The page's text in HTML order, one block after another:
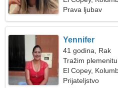
Prava ljubav
Yennifer
41 godina, Rak
Tražim
El Copey,
Prijateljstvo